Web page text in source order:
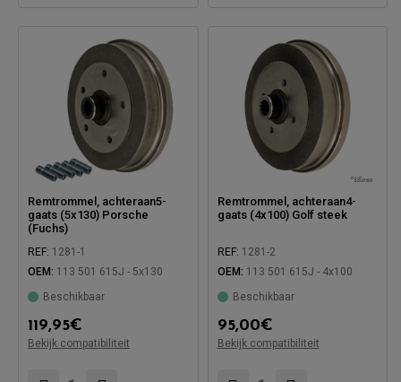
Remtrommel, achteraan5-
gaats (5x130) Porsche
(Fuchs)
REF: 1281-1
OEM: 113 501 615J - 5x130
Beschikbaar
119,95€
Bekijk compatibiliteit
Compatibel met:
Remtrommel, achteraan4-
gaats (4x100) Golf steek
REF: 1281-2
OEM: 113 501 615J - 4x100
Beschikbaar
95,00€
Bekijk compatibiliteit
Compatibel met: